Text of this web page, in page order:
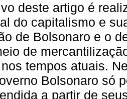
deste artigo é
do capitalismo e
de Bolsonaro e o
de
tempos atuais.
Bolsonaro só
a partir de